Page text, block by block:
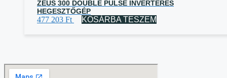
ZEUS 300 DOUBLE PULSE INVERTERES
HEGESZTŐGÉP
477 203 Ft KOSÁRBA TESZEM